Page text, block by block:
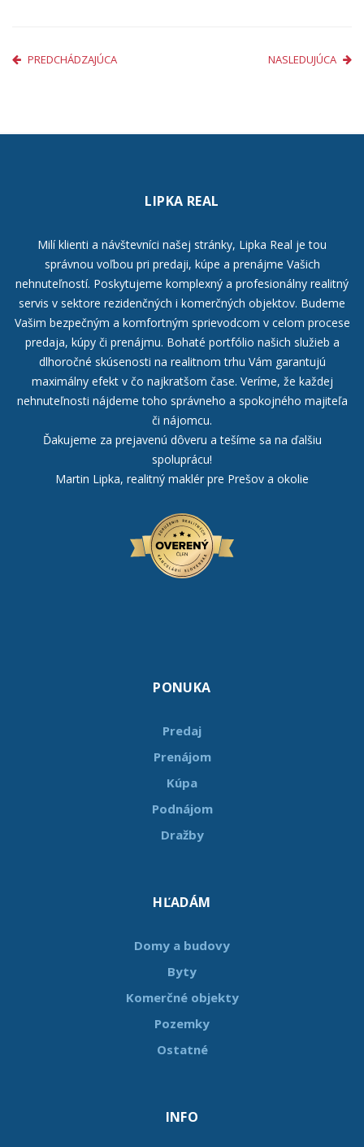
PREDCHÁDZAJÚCA NASLEDUJÚCA
LIPKA REAL
Milí klienti a návštevníci našej stránky, Lipka Real je tou
správnou voľbou pri predaji, kúpe a prenájme Vašich
nehnuteľností. Poskytujeme komplexný a profesionálny realitný
servis v sektore rezidenčných i komerčných objektov. Budeme
Vašim bezpečným a komfortným sprievodcom v celom procese
predaja, kúpy či prenájmu. Bohaté portfólio našich služieb a
dlhoročné skúsenosti na realitnom trhu Vám garantujú
maximálny efekt v čo najkratšom čase. Veríme, že každej
nehnuteľnosti nájdeme toho správneho a spokojného majiteľa
či nájomcu.
Ďakujeme za prejavenú dôveru a tešíme sa na ďalšiu
spoluprácu!
Martin Lipka, realitný maklér pre Prešov a okolie
PONUKA
Predaj
Prenájom
Kúpa
Podnájom
Dražby
HĽADÁM
Domy a budovy
Byty
Komerčné objekty
Pozemky
Ostatné
INFO